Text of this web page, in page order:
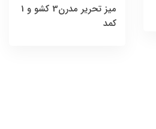
میز تحریر مدرن3 کشو و 1
کمد